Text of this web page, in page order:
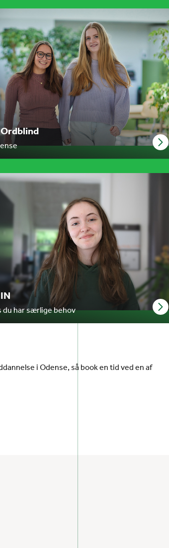
du har særlige behov
i Odense, så book en tid ved en af